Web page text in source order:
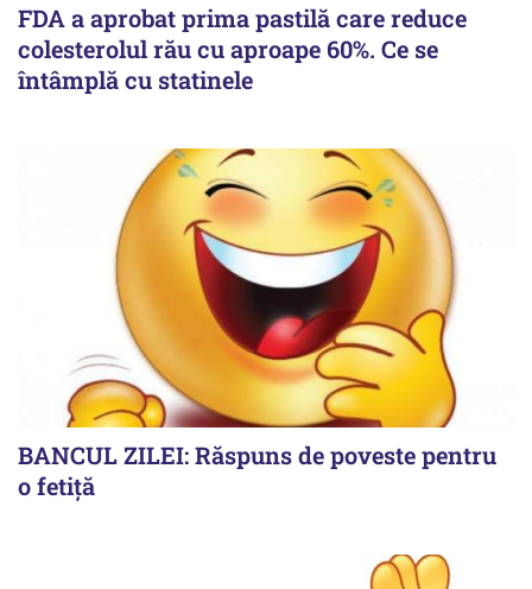
FDA a aprobat prima pastilă care reduce
colesterolul rău cu aproape 60%. Ce se
întâmplă cu statinele
BANCUL ZILEI: Răspuns de poveste pentru
o fetiță